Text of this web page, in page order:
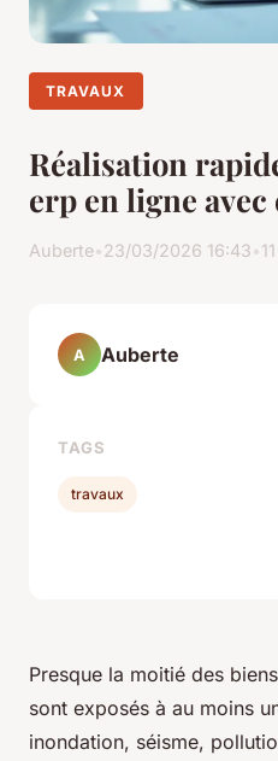
TRAVAUX
Réalisation
erp en ligne
Auberte•23/03/2026 16:43•
Presque la moitié des
sont exposés à au moins
inondation, séisme,
A Auberte
TAGS
travaux